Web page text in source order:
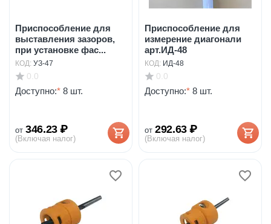
Приспособление для
выставления зазоров,
при установке фас...
КОД: УЗ-47
0.0
Доступно:* 8 шт.
от 346.23 ₽
(Включая налог)
Приспособление для
измерение диагонали
арт.ИД-48
КОД: ИД-48
0.0
Доступно:* 8 шт.
от 292.63 ₽
(Включая налог)